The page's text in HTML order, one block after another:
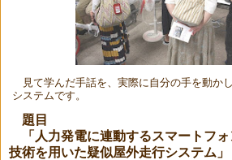
見て学んだ手話を、実際に自分の手を動か
システムです。
題目
「人力発電に連動するスマートフ
技術を用いた疑似屋外走行システム」